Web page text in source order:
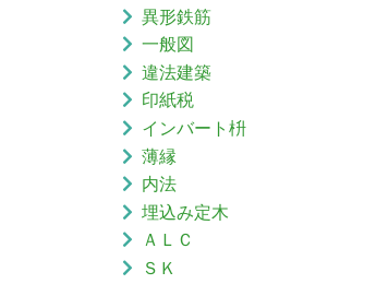
異形鉄筋
一般図
違法建築
印紙税
インバート枡
薄縁
内法
埋込み定木
ＡＬＣ
ＳＫ